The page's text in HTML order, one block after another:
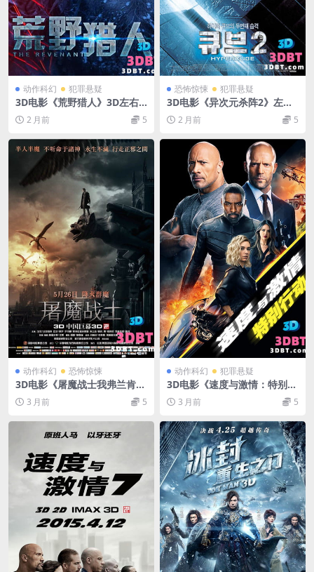
动作科幻 犯罪悬疑
3D电影《荒野猎人》3D左右
格式 高清 网盘 下载 3DVR电
影 2 月前 5
恐怖惊悚 犯罪悬疑
3D电影《异次元杀阵2》左右
格式3D分屏电影 网盘高清下
载 3DVR
2 月前 5
动作科幻 恐怖惊悚
3D电影《屠魔战士我弗兰肯坦
斯》左右格式 3D版 分屏电影
网盘下载 3DVR 电影
3 月前 5
动作科幻 犯罪悬疑
3D电影《速度与激情：特别行
动》3D左右格式 高清 百度网
盘下载 VR3D版电影下载
3 月前 5